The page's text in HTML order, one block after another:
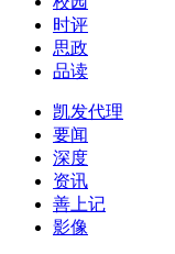
时评
思政
品读
凯发代理
要闻
深度
资讯
善上记
影像